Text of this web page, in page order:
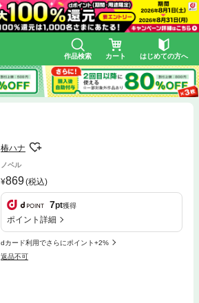
作品検索 カート はじめての方へ
椿ハナ
ノベル
869(税込)
7pt獲得
ポイント詳細
dカード利用でさらにポイント+2%
返品不可